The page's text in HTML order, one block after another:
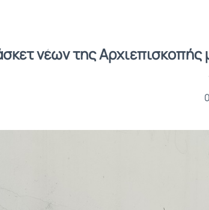
νέων της